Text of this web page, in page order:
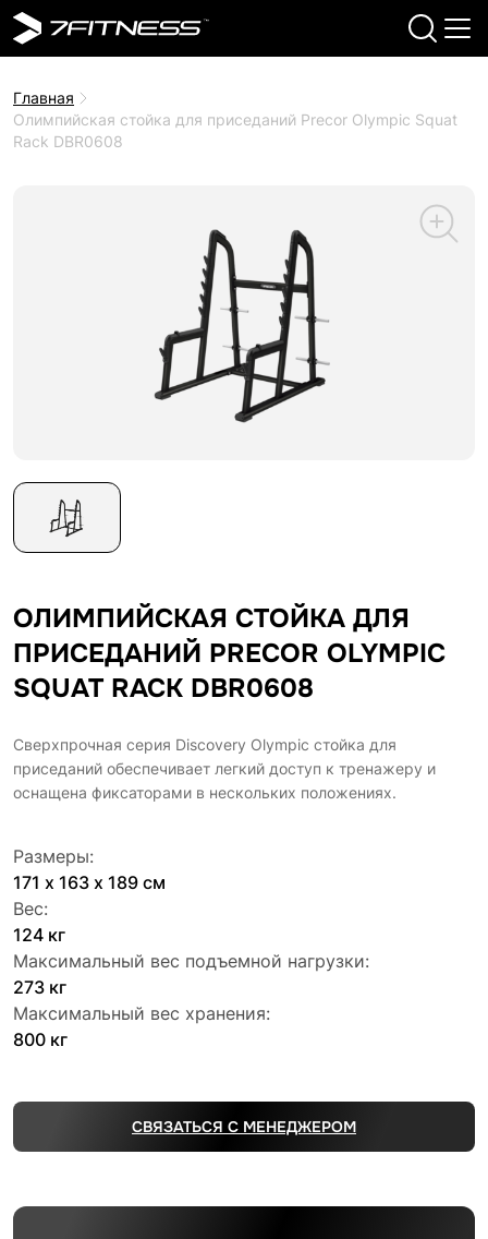
Главная
Олимпийская cтойка для приседаний Precor Olympic Squat
Rack DBR0608
ОЛИМПИЙСКАЯ CТОЙКА ДЛЯ
ПРИСЕДАНИЙ PRECOR OLYMPIC
SQUAT RACK DBR0608
Сверхпрочная серия Discovery Olympic стойка для
приседаний обеспечивает легкий доступ к тренажеру и
оснащена фиксаторами в нескольких положениях.
Размеры:
171 х 163 х 189 см
Вес:
124 кг
Максимальный вес подъемной нагрузки:
273 кг
Максимальный вес хранения:
800 кг
СВЯЗАТЬСЯ С МЕНЕДЖЕРОМ